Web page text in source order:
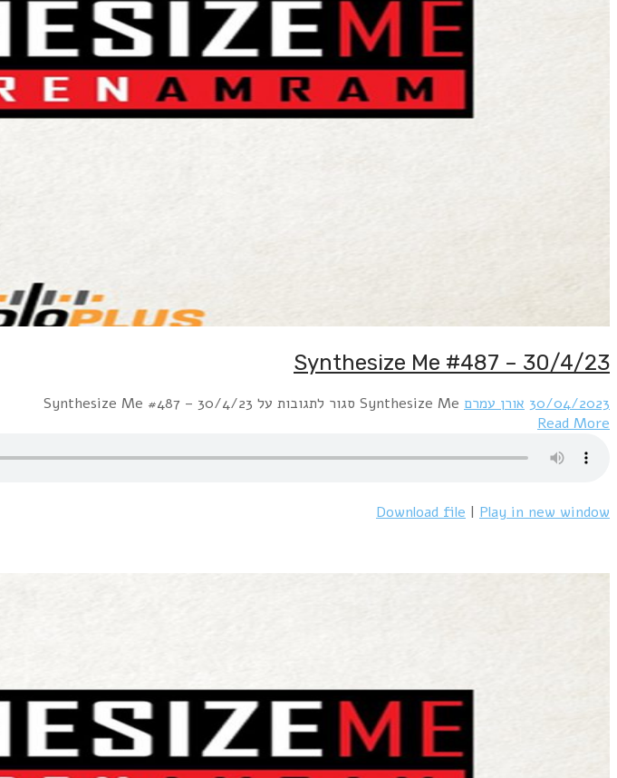
Synthesize Me #487 – 30/4/23
30/04/2023 אורן עמרם Synthesize Me סגור לתגובות על Synthesize Me #487 – 30/4/23
Read More
Download file | Play in new window